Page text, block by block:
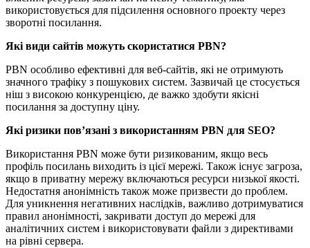
використовується для підсилення основного проекту через
зворотні посилання.
Які види сайтів можуть скористатися PBN?
PBN особливо ефективні для веб-сайтів, які не отримують
значного трафіку з пошукових систем. Зазвичай це стосується
ніш з високою конкуренцією, де важко здобути якісні
посилання за доступну ціну.
Які ризики пов’язані з використанням PBN для SEO?
Використання PBN може бути ризикованим, якщо весь
профіль посилань виходить із цієї мережі. Також існує загроза,
якщо в приватну мережу включаються ресурси низької якості.
Недостатня анонімність також може призвести до проблем.
Для уникнення негативних наслідків, важливо дотримуватися
правил анонімності, закривати доступ до мережі для
аналітичних систем і використовувати файли з директивами
на рівні сервера.